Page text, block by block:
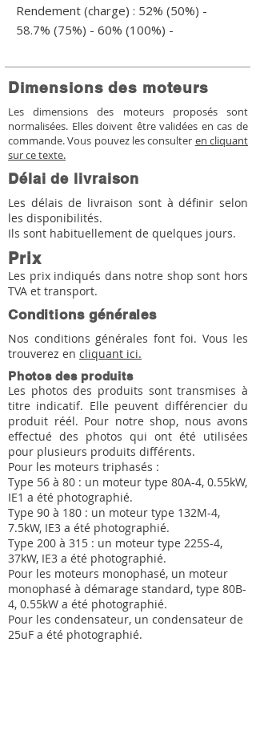
Rendement (charge) : 52% (50%) -
58.7% (75%) - 60% (100%) -
Dimensions des moteurs
Les dimensions des moteurs proposés sont
normalisées. Elles doivent être validées en cas de
commande. Vous pouvez les consulter en cliquant
sur ce texte.
Délai de livraison
Les délais de livraison sont à définir selon
les disponibilités.
Ils sont habituellement de quelques jours.
Prix
Les prix indiqués dans notre shop sont hors
TVA et transport.
Conditions générales
Nos conditions générales font foi. Vous les
trouverez en cliquant ici.
Photos des produits
Les photos des produits sont transmises à
titre indicatif. Elle peuvent différencier du
produit réél. Pour notre shop, nous avons
effectué des photos qui ont été utilisées
pour plusieurs produits différents.
Pour les moteurs triphasés :
Type 56 à 80 : un moteur type 80A-4, 0.55kW,
IE1 a été photographié.
Type 90 à 180 : un moteur type 132M-4,
7.5kW, IE3 a été photographié.
Type 200 à 315 : un moteur type 225S-4,
37kW, IE3 a été photographié.
Pour les moteurs monophasé, un moteur
monophasé à démarage standard, type 80B-
4, 0.55kW a été photographié.
Pour les condensateur, un condensateur de
25uF a été photographié.